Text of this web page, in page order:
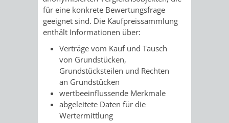
DENKMALSCHUTZBEHÖRDE
BEREICH
DENKMALSCHUTZ
GENEHMIGUNGSVERFAHREN
TAG
DES
OFFENEN
STÄDTISCHER
HÄUSER
/
LIEGENSCHAFTEN
ABWASSERBESEITIGUNG
/
DEZERNATE
AMT
für eine konkrete Bewertungsfrage
geeignet sind. Die Kaufpreissammlung
enthält Informationen über:
Verträge vom Kauf und Tausch
von Grundstücken,
Grundstücksteilen und Rechten
an Grundstücken
wertbeeinflussende Merkmale
abgeleitete Daten für die
Wertermittlung